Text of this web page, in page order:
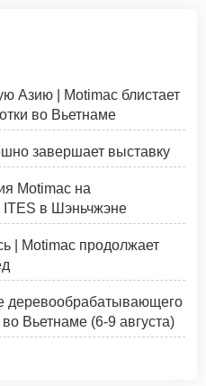
Азию | Motimac блистает
во Вьетнаме
завершает выставку
Motimac на
в Шэньчжэне
| Motimac продолжает
деревообрабатывающего
Вьетнаме (6-9 августа)